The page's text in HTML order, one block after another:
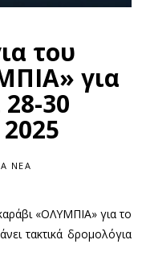
του
για
30
ΝΈΑ
«ΟΛΥΜΠΙΑ» για το
τακτικά δρομολόγια